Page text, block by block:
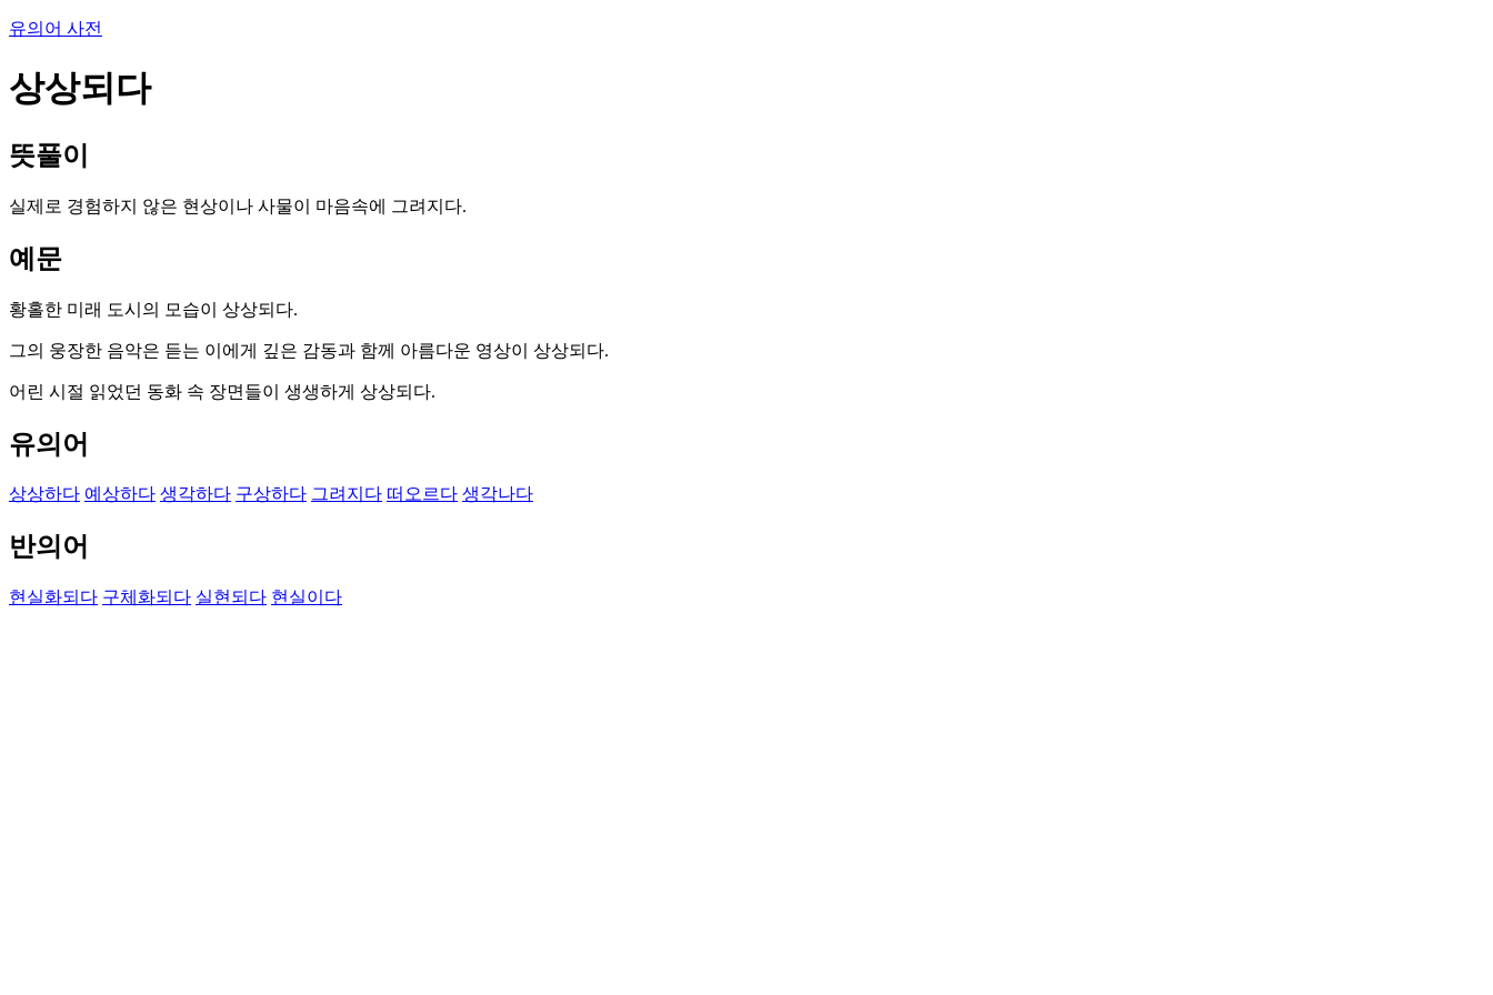
유의어 사전
상상되다
뜻풀이
실제로 경험하지 않은 현상이나 사물이 마음속에 그려지다.
예문
황홀한 미래 도시의 모습이 상상되다.
그의 웅장한 음악은 듣는 이에게 깊은 감동과 함께 아름다운 영상이 상상되다.
어린 시절 읽었던 동화 속 장면들이 생생하게 상상되다.
유의어
상상하다 예상하다 생각하다 구상하다 그려지다 떠오르다 생각나다
반의어
현실화되다 구체화되다 실현되다 현실이다